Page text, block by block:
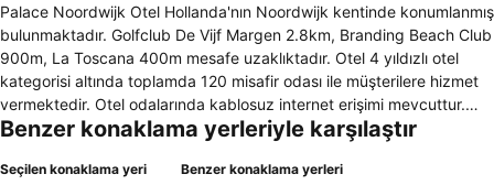
Palace Noordwijk Otel Hollanda'nın Noordwijk kentinde konumlanmış
bulunmaktadır. Golfclub De Vijf Margen 2.8km, Branding Beach Club
900m, La Toscana 400m mesafe uzaklıktadır. Otel 4 yıldızlı otel
kategorisi altında toplamda 120 misafir odası ile müşterilere hizmet
vermektedir. Otel odalarında kablosuz internet erişimi mevcuttur.
Otel genel anlamda engelli vatandaşlara tam uyumluluk
verilmektedir. Arabası olan müşteriler için park yeri hizmeti
Benzer konaklama yerleriyle karşılaştır
Seçilen konaklama yeri Benzer konaklama yerleri